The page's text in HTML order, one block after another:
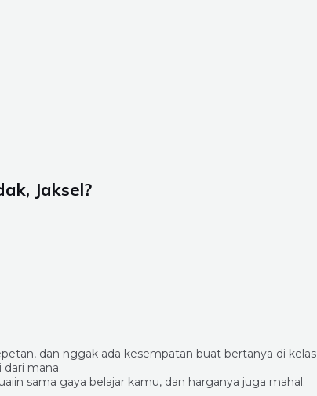
Jaksel?
dan nggak ada kesempatan buat bertanya di kelas
mana.
sama gaya belajar kamu, dan harganya juga mahal.